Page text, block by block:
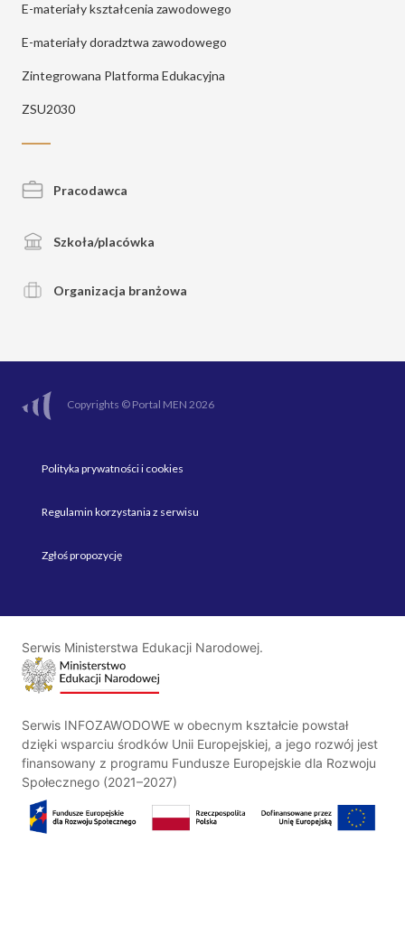
E-materiały kształcenia zawodowego
E-materiały doradztwa zawodowego
Zintegrowana Platforma Edukacyjna
ZSU2030
Pracodawca
Szkoła/placówka
Organizacja branżowa
Copyrights © Portal MEN 2026
Polityka prywatności i cookies
Regulamin korzystania z serwisu
Zgłoś propozycję
Serwis Ministerstwa Edukacji Narodowej.
Serwis INFOZAWODOWE w obecnym kształcie powstał
dzięki wsparciu środków Unii Europejskiej, a jego rozwój jest
finansowany z programu Fundusze Europejskie dla Rozwoju
Społecznego (2021–2027)